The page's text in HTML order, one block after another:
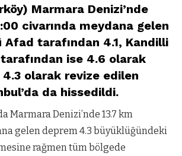
Marmara Denizi’nde
civarında meydana gelen
Afad tarafından 4.1, Kandilli
ise 4.6 olarak
4.3 olarak revize edilen
da hissedildi.
Marmara Denizi’nde 13.7 km
gelen deprem 4.3 büyüklüğündeki
rağmen tüm bölgede